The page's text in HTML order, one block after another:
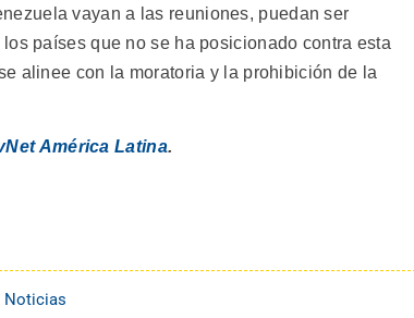
vayan a las reuniones, puedan ser
países que no se ha posicionado contra esta
alinee con la moratoria y la prohibición de la
América Latina.
Noticias